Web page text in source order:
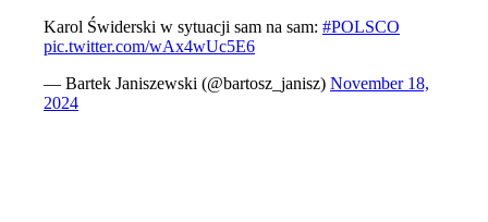
Karol Świderski w sytuacji sam na sam: #POLSCO
pic.twitter.com/wAx4wUc5E6
— Bartek Janiszewski (@bartosz_janisz) November 18,
2024